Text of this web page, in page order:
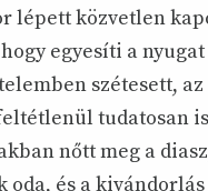
lépett közvetlen
egyesíti a
szétesett,
tudatosan
nőtt meg a
és a